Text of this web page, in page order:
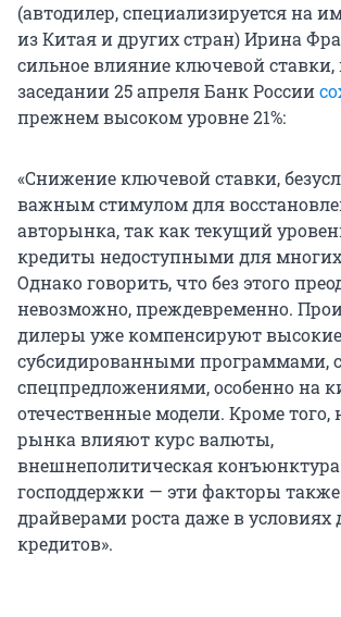
(автодилер, специализируется на
из Китая и других стран) Ирина
сильное влияние ключевой
заседании 25 апреля Банк России
прежнем высоком уровне 21%:
«Снижение ключевой ставки,
важным стимулом для
авторынка, так как текущий
кредиты недоступными для многих
Однако говорить, что без этого
невозможно, преждевременно.
дилеры уже компенсируют
субсидированными программами,
спецпредложениями, особенно на
отечественные модели. Кроме
рынка влияют курс валюты,
внешнеполитическая
господдержки — эти факторы также
драйверами роста даже в условиях
кредитов».